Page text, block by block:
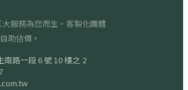
服務為您而生。客製化團體
助估價。
南路一段 6 號 10 樓之 2